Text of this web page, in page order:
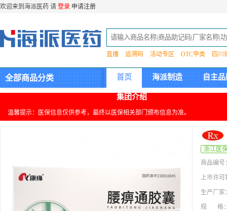
欢迎来到海派医药 请 登录 申请注册
直播 追溯码 活动专区 OTC甲类 四川
全部商品分类 首页 海派制造 自主
集团介绍
温馨提示：医保信息仅供参考，最终以医保相关部门颁布信息为准。
浙江医
商品编号
上市许可
生产厂家
规 格